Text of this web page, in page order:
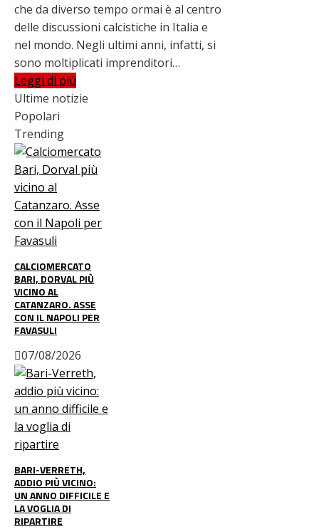
che da diverso tempo ormai è al centro
delle discussioni calcistiche in Italia e
nel mondo. Negli ultimi anni, infatti, si
sono moltiplicati imprenditori…
Leggi di più
Ultime notizie
Popolari
Trending
CALCIOMERCATO
BARI, DORVAL PIÙ
VICINO AL
CATANZARO. ASSE
CON IL NAPOLI PER
FAVASULI
07/08/2026
BARI-VERRETH,
ADDIO PIÙ VICINO:
UN ANNO DIFFICILE E
LA VOGLIA DI
RIPARTIRE